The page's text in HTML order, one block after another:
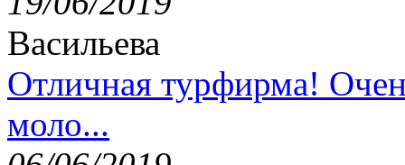
Васильева
Отличная турфирма!
моло...